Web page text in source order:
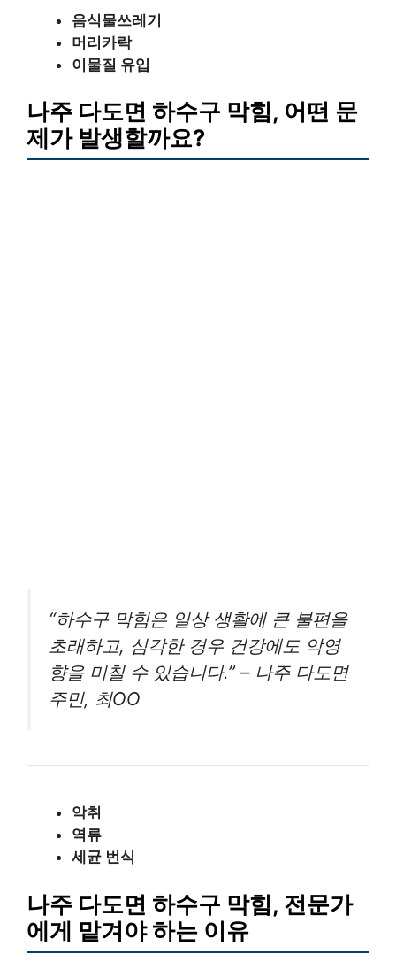
음식물쓰레기
머리카락
이물질 유입
나주 다도면 하수구 막힘, 어떤 문
제가 발생할까요?
“하수구 막힘은 일상 생활에 큰 불편을
초래하고, 심각한 경우 건강에도 악영
향을 미칠 수 있습니다.” – 나주 다도면
주민, 최OO
악취
역류
세균 번식
나주 다도면 하수구 막힘, 전문가
에게 맡겨야 하는 이유